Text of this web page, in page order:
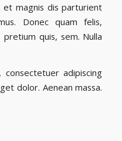
et magnis dis parturient
Donec quam felis,
quis, sem. Nulla
adipiscing
dolor. Aenean massa.